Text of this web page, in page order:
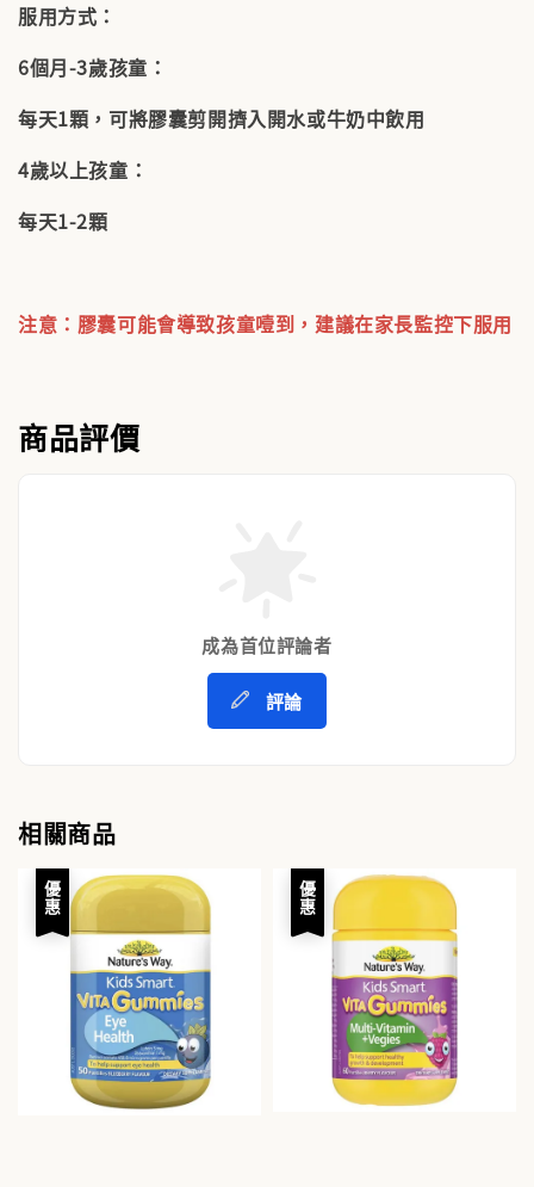
服用方式：
6個月-3歲孩童：
每天1顆，可將膠囊剪開擠入開水或牛奶中飲用
4歲以上孩童：
每天1-2顆
注意：膠囊可能會導致孩童噎到，建議在家長監控下服用
商品評價
成為首位評論者
評論
相關商品
優惠 優惠